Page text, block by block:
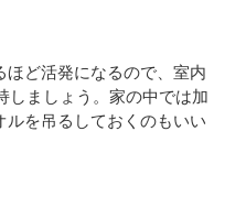
ほど活発になるので、室内
しましょう。家の中では加
を吊るしておくのもいい